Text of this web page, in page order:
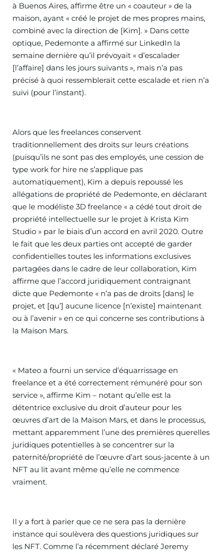
à Buenos Aires, affirme être un « coauteur » de la
maison, ayant « créé le projet de mes propres mains,
combiné avec la direction de [Kim]. » Dans cette
optique, Pedemonte a affirmé sur LinkedIn la
semaine dernière qu’il prévoyait « d’escalader
[l’affaire] dans les jours suivants », mais n’a pas
précisé à quoi ressemblerait cette escalade et rien n’a
suivi (pour l’instant).
Alors que les freelances conservent
traditionnellement des droits sur leurs créations
(puisqu’ils ne sont pas des employés, une cession de
type work for hire ne s’applique pas
automatiquement), Kim a depuis repoussé les
allégations de propriété de Pedemonte, en déclarant
que le modéliste 3D freelance « a cédé tout droit de
propriété intellectuelle sur le projet à Krista Kim
Studio » par le biais d’un accord en avril 2020. Outre
le fait que les deux parties ont accepté de garder
confidentielles toutes les informations exclusives
partagées dans le cadre de leur collaboration, Kim
affirme que l’accord juridiquement contraignant
dicte que Pedemonte « n’a pas de droits [dans] le
projet, et [qu’] aucune licence [n’existe] maintenant
ou à l’avenir » en ce qui concerne ses contributions à
la Maison Mars.
« Mateo a fourni un service d’équarrissage en
freelance et a été correctement rémunéré pour son
service », affirme Kim – notant qu’elle est la
détentrice exclusive du droit d’auteur pour les
œuvres d’art de la Maison Mars, et dans le processus,
mettant apparemment l’une des premières querelles
juridiques potentielles à se concentrer sur la
paternité/propriété de l’œuvre d’art sous-jacente à un
NFT au lit avant même qu’elle ne commence
vraiment.
Il y a fort à parier que ce ne sera pas la dernière
instance qui soulèvera des questions juridiques sur
les NFT. Comme l’a récemment déclaré Jeremy